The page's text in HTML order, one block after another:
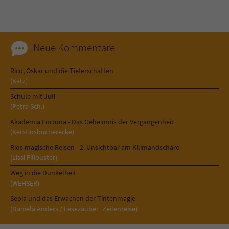
Neue Kommentare
Rico, Oskar und die Tieferschatten
(Katz)
Schule mit Juli
(Petra Sch.)
Akademia Fortuna - Das Geheimnis der Vergangenheit
(Kerstinsbücherecke)
Rios magische Reisen - 2. Unsichtbar am Kilimandscharo
(Lissi Filibuster)
Weg in die Dunkelheit
(WEHSER)
Sepia und das Erwachen der Tintenmagie
(Daniela Anders / Lesezauber_Zeilenreise)